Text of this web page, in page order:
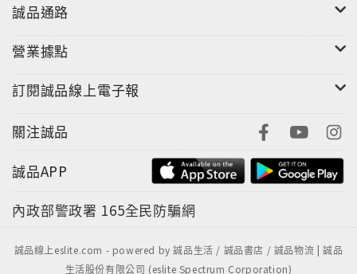
誠品通路
營業據點
訂閱誠品線上電子報
關注誠品
誠品APP
內政部警政署 165全民防騙網
誠品線上eslite.com - powered by 誠品生活 / 誠品書店 / 誠品物流 | 誠品
生活股份有限公司 (eslite Spectrum Corporation)